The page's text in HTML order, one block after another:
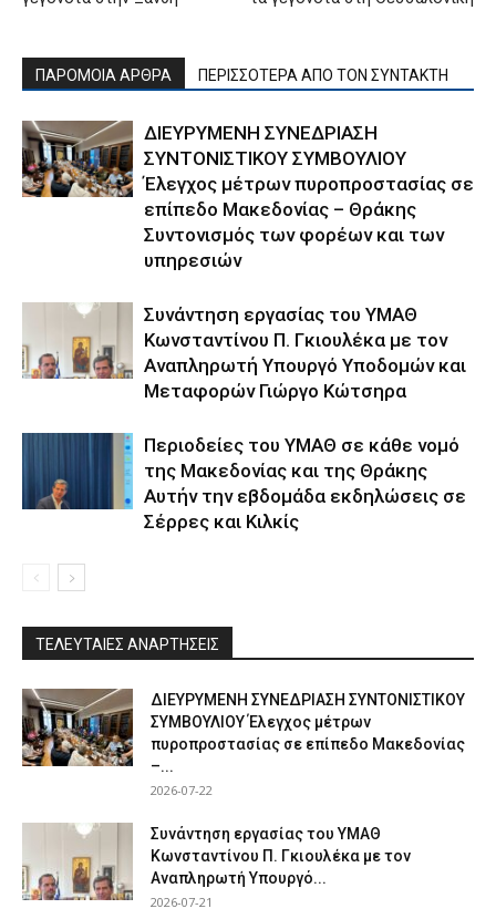
ΠΑΡΟΜΟΙΑ ΑΡΘΡΑ ΠΕΡΙΣΣΟΤΕΡΑ ΑΠΟ ΤΟΝ ΣΥΝΤΑΚΤΗ
ΔΙΕΥΡΥΜΕΝΗ ΣΥΝΕΔΡΙΑΣΗ
ΣΥΝΤΟΝΙΣΤΙΚΟΥ ΣΥΜΒΟΥΛΙΟΥ
Έλεγχος μέτρων πυροπροστασίας σε
επίπεδο Μακεδονίας – Θράκης
Συντονισμός των φορέων και των
υπηρεσιών
Συνάντηση εργασίας του ΥΜΑΘ
Κωνσταντίνου Π. Γκιουλέκα με τον
Αναπληρωτή Υπουργό Υποδομών και
Μεταφορών Γιώργο Κώτσηρα
Περιοδείες του ΥΜΑΘ σε κάθε νομό
της Μακεδονίας και της Θράκης
Αυτήν την εβδομάδα εκδηλώσεις σε
Σέρρες και Κιλκίς
ΤΕΛΕΥΤΑΙΕΣ ΑΝΑΡΤΗΣΕΙΣ
ΔΙΕΥΡΥΜΕΝΗ ΣΥΝΕΔΡΙΑΣΗ ΣΥΝΤΟΝΙΣΤΙΚΟΥ
ΣΥΜΒΟΥΛΙΟΥ Έλεγχος μέτρων
πυροπροστασίας σε επίπεδο Μακεδονίας
–...
2026-07-22
Συνάντηση εργασίας του ΥΜΑΘ
Κωνσταντίνου Π. Γκιουλέκα με τον
Αναπληρωτή Υπουργό...
2026-07-21